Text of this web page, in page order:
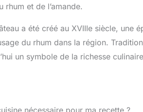
rhum et de l’amande.
a été créé au XVIIIe siècle, une
du rhum dans la région.
un symbole de la richesse
nécessaire pour ma recette ?